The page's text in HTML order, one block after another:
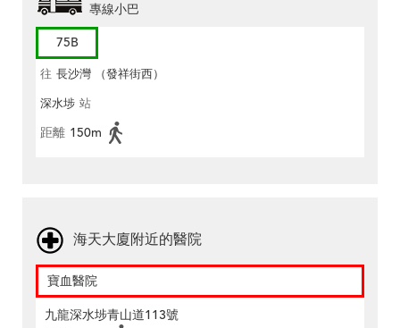
專線小巴
75B
往 長沙灣 （發祥街西）
深水埗 站
距離 150m
海天大廈附近的醫院
寶血醫院
九龍深水埗青山道113號